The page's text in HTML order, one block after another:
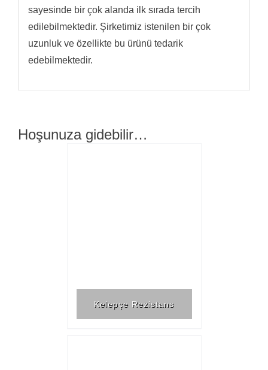
sayesinde bir çok alanda ilk sırada tercih
edilebilmektedir. Şirketimiz istenilen bir çok
uzunluk ve özellikte bu ürünü tedarik
edebilmektedir.
Hoşunuza gidebilir…
Kelepçe Rezistans